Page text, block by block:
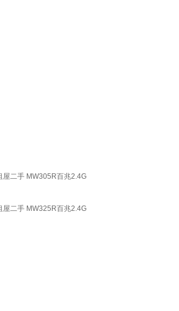
二手 MW305R百兆2.4G
二手 MW325R百兆2.4G